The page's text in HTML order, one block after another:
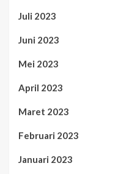
Juli 2023
Juni 2023
Mei 2023
April 2023
Maret 2023
Februari 2023
Januari 2023